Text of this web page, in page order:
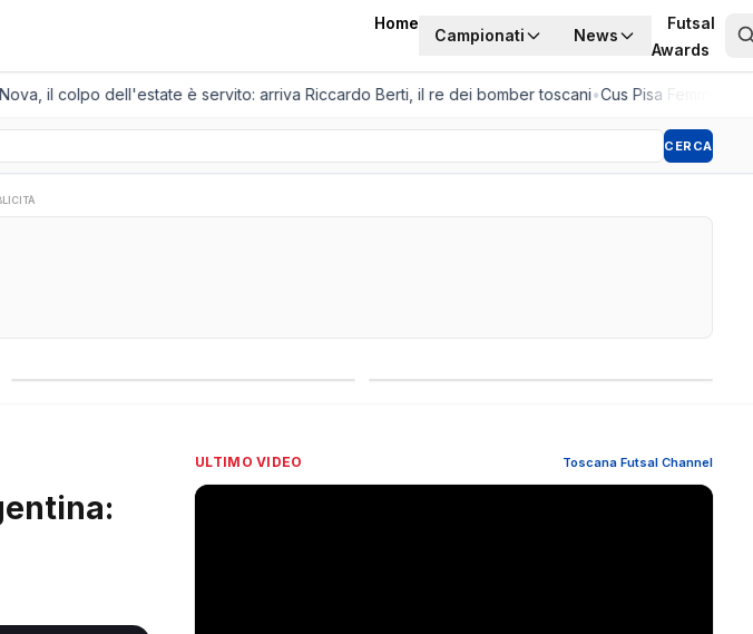
Home
Campionati News
Futsal
Awards
il colpo dell'estate è servito: arriva Riccardo Berti, il re dei bomber toscani•Cus Pisa Femminile, la
CERCA
ULTIMO VIDEO Toscana Futsal Channel